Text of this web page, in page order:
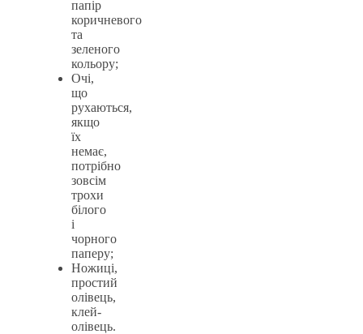
папір
коричневого
та
зеленого
кольору;
Очі,
що
рухаються,
якщо
їх
немає,
потрібно
зовсім
трохи
білого
і
чорного
паперу;
Ножиці,
простий
олівець,
клей-
олівець.